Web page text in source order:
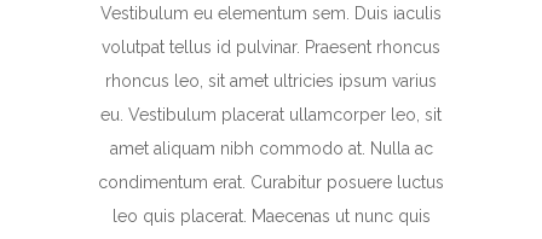
Vestibulum eu elementum sem. Duis iaculis
volutpat tellus id pulvinar. Praesent rhoncus
rhoncus leo, sit amet ultricies ipsum varius
eu. Vestibulum placerat ullamcorper leo, sit
amet aliquam nibh commodo at. Nulla ac
condimentum erat. Curabitur posuere luctus
leo quis placerat. Maecenas ut nunc quis